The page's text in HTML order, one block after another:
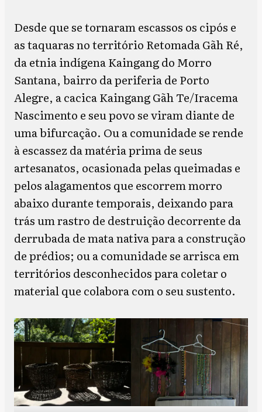
Desde que se tornaram escassos os cipós e
as taquaras no território Retomada Gãh Ré,
da etnia indígena Kaingang do Morro
Santana, bairro da periferia de Porto
Alegre, a cacica Kaingang Gãh Te/Iracema
Nascimento e seu povo se viram diante de
uma bifurcação. Ou a comunidade se rende
à escassez da matéria prima de seus
artesanatos, ocasionada pelas queimadas e
pelos alagamentos que escorrem morro
abaixo durante temporais, deixando para
trás um rastro de destruição decorrente da
derrubada de mata nativa para a construção
de prédios; ou a comunidade se arrisca em
territórios desconhecidos para coletar o
material que colabora com o seu sustento.